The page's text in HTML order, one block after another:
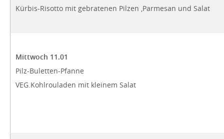
Kürbis-Risotto mit gebratenen Pilzen ,Parmesan und Salat
Mittwoch 11.01
Pilz-Buletten-Pfanne
VEG.Kohlrouladen mit kleinem Salat